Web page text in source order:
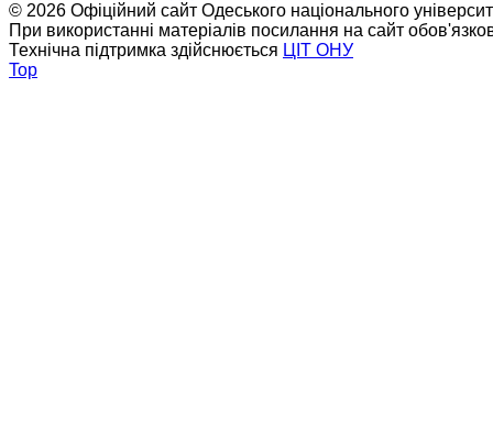
© 2026 Офіційний сайт Одеського національного
При використанні матеріалів посилання на сайт
Технічна підтримка здійснюється ЦІТ ОНУ
Top